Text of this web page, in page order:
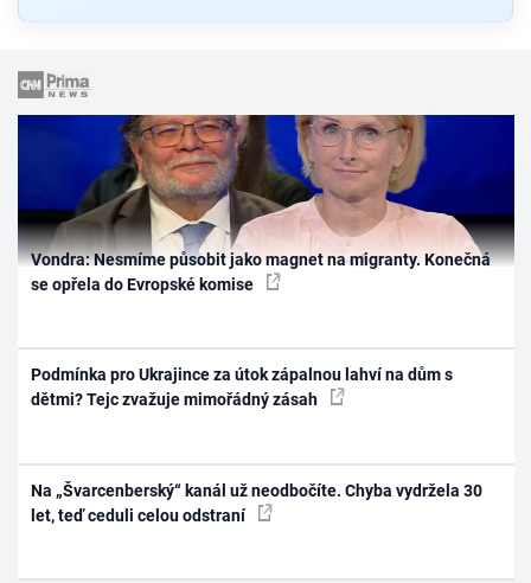
Vondra: Nesmíme působit jako magnet na migranty. Konečná
se opřela do Evropské komise
Podmínka pro Ukrajince za útok zápalnou lahví na dům s
dětmi? Tejc zvažuje mimořádný zásah
Na „Švarcenberský“ kanál už neodbočíte. Chyba vydržela 30
let, teď ceduli celou odstraní